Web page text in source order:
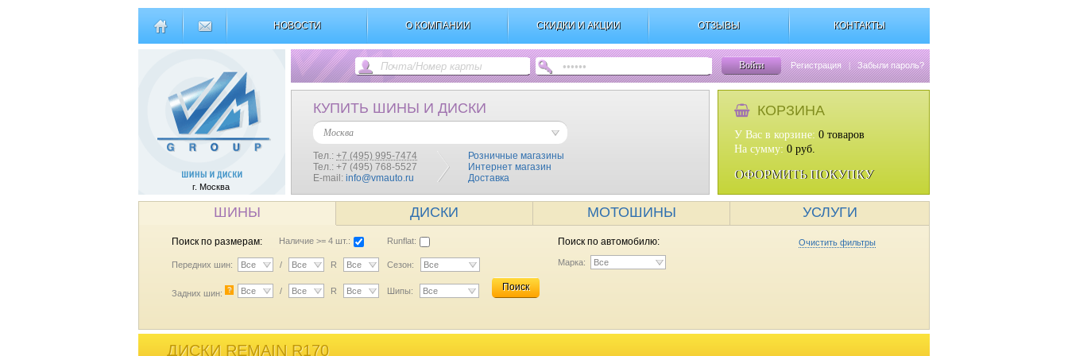
НОВОСТИ О КОМПАНИИ СКИДКИ И АКЦИИ ОТЗЫВЫ КОНТАКТЫ
г. Москва
Войти Регистрация | Забыли пароль?
КУПИТЬ ШИНЫ И ДИСКИ
Москва
Тел.: +7 (495) 995-7474
Тел.: +7 (495) 768-5527
E-mail: info@vmauto.ru
Розничные магазины
Интернет магазин
Доставка
КОРЗИНА
У Вас в корзине: 0 товаров
На сумму: 0 руб.
ОФОРМИТЬ ПОКУПКУ
ШИНЫ ДИСКИ МОТОШИНЫ УСЛУГИ
Поиск по размерам: Наличие >= 4 шт.: Runflat:
Передних шин: Все / Все R Все Сезон: Все
Задних шин: ? Все / Все R Все Шипы: Все Поиск
Поиск по автомобилю: Очистить фильтры
Марка: Все
ДИСКИ REMAIN R170